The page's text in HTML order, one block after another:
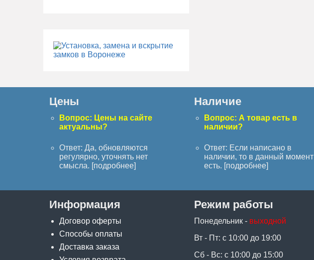
Цены
Вопрос: Цены на сайте
актуальны?
Ответ: Да, обновляются
регулярно, уточнять нет
смысла. [подробнее]
Наличие
Вопрос: А товар есть в
наличии?
Ответ: Если написано в
наличии, то в данный момент
есть. [подробнее]
Информация
Договор оферты
Способы оплаты
Доставка заказа
Режим работы
Понедельник - выходной
Вт - Пт: с 10:00 до 19:00
Сб - Вс: с 10:00 до 15:00